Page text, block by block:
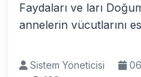
Faydaları ve ları
annelerin vücutlarını
Sistem Yöneticisi